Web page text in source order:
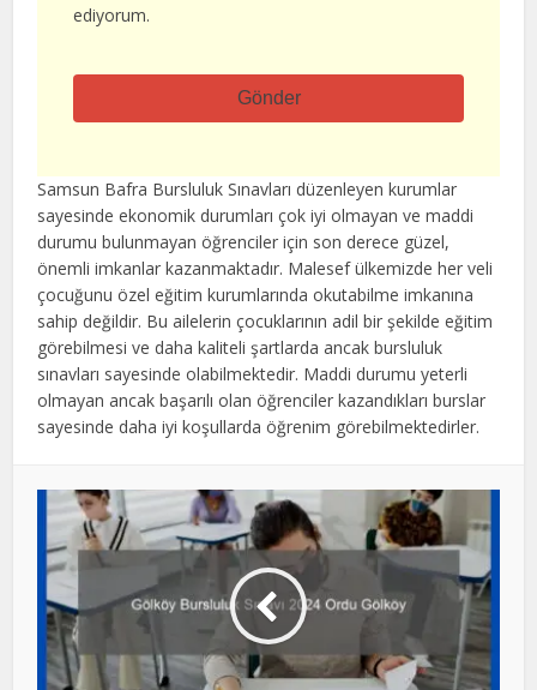
ediyorum.
Gönder
alan
boş
bırakılmalıdır
Samsun Bafra Bursluluk Sınavları düzenleyen kurumlar
sayesinde ekonomik durumları çok iyi olmayan ve maddi
durumu bulunmayan öğrenciler için son derece güzel,
önemli imkanlar kazanmaktadır. Malesef ülkemizde her veli
çocuğunu özel eğitim kurumlarında okutabilme imkanına
sahip değildir. Bu ailelerin çocuklarının adil bir şekilde eğitim
görebilmesi ve daha kaliteli şartlarda ancak bursluluk
sınavları sayesinde olabilmektedir. Maddi durumu yeterli
olmayan ancak başarılı olan öğrenciler kazandıkları burslar
sayesinde daha iyi koşullarda öğrenim görebilmektedirler.